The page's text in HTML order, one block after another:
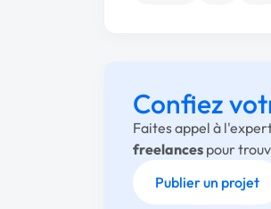
Confiez
Faites appel à
freelances pour
Publier un projet